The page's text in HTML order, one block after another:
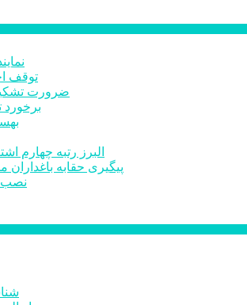
توقف
ضرورت
برخورد
بهسازی ۸۵ موتورخانه
البرز رتبه چهارم اشتغال صنعتی
پیگیری حقابه
نصب
شناسایی ۲ هزار و ۴۰۰